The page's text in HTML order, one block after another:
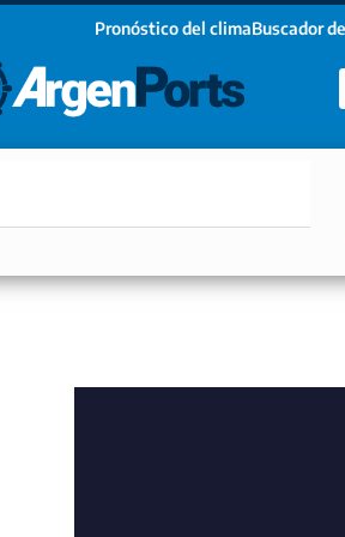
Pronóstico del climaBuscador
nuestro Newsletter!
con las condiciones y políticas